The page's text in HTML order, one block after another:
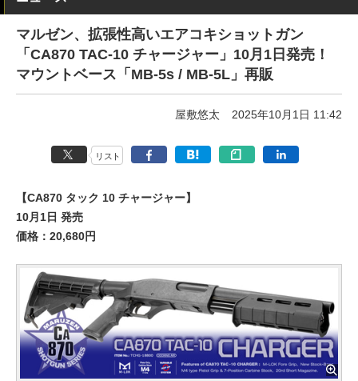
マルゼン、拡張性高いエアコキショットガン
「CA870 TAC-10 チャージャー」10月1日発売！
マウントベース「MB-5s / MB-5L」再販
屋敷悠太 2025年10月1日 11:42
リスト
【CA870 タック 10 チャージャー】
10月1日 発売
価格：20,680円